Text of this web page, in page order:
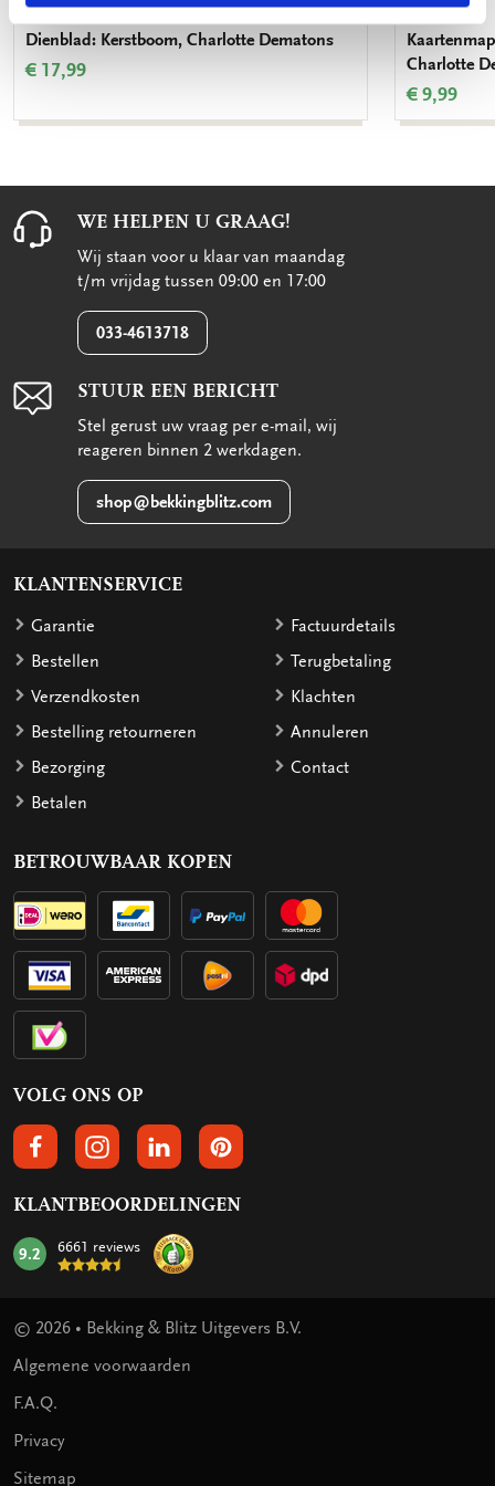
Dienblad: Kerstboom, Charlotte Dematons
€ 17,99
Charlotte
€ 9,99
WE HELPEN U GRAAG!
Wij staan voor u klaar van maandag
t/m vrijdag tussen 09:00 en 17:00
033-4613718
STUUR EEN BERICHT
Stel gerust uw vraag per e-mail, wij
reageren binnen 2 werkdagen.
shop@bekkingblitz.com
KLANTENSERVICE
Garantie
Bestellen
Verzendkosten
Bestelling retourneren
Bezorging
Betalen
Factuurdetails
Terugbetaling
Klachten
Annuleren
Contact
BETROUWBAAR KOPEN
VOLG ONS OP
VOLGS ONS OP FACEBOOK
VOLG ONS OP INSTAGRAM
VOLG ONS OP LINKEDIN
VOLG ONS OP PINTEREST
KLANTBEOORDELINGEN
mark:
9.2 6661 reviews
© 2026 • Bekking & Blitz Uitgevers B.V.
Algemene voorwaarden
F.A.Q.
Privacy
Sitemap